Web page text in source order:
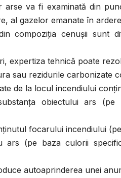
arse va fi examinată din
al gazelor emanate în
compoziţia cenuşii sunt
expertiza tehnică poate
sau rezidurile carbonizate
de la locul incendiului
obiectului ars
focarului incendiului
ars (pe baza culorii
autoaprinderea unei